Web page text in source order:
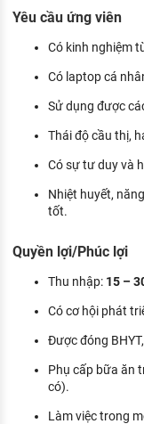
NHÂN SỰ
TUYỂN DỤNG
Yêu cầu ứng viên
Có kinh nghiệm
Có laptop cá
Sử dụng được
Thái độ cầu thị,
Có sự tư duy và
Nhiệt huyết,
tốt.
Quyền lợi/Phúc lợi
Thu nhập: 15 –
Có cơ hội phát
Được đóng
Phụ cấp bữa ăn
có).
Làm việc trong